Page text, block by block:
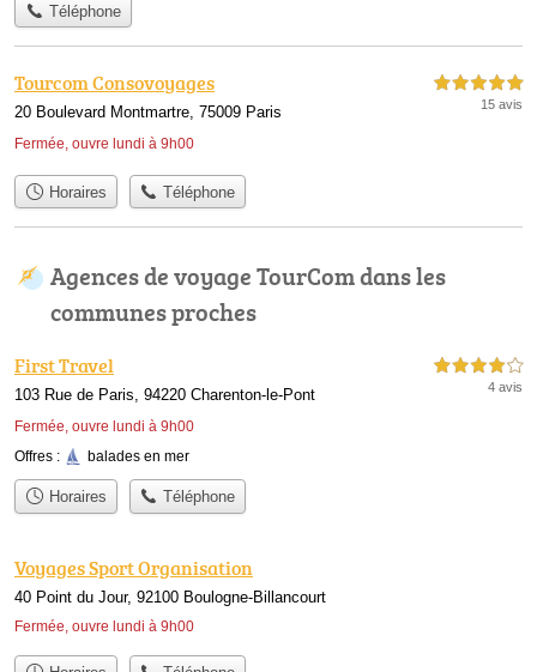
Téléphone
Tourcom Consovoyages
20 Boulevard Montmartre, 75009 Paris
Fermée, ouvre lundi à 9h00
5,0 étoiles sur 5
15 avis
Horaires Téléphone
Agences de voyage TourCom dans les
communes proches
First Travel
103 Rue de Paris, 94220 Charenton-le-Pont
Fermée, ouvre lundi à 9h00
4,0 étoiles sur 5
4 avis
Offres : balades en mer
Horaires Téléphone
Voyages Sport Organisation
40 Point du Jour, 92100 Boulogne-Billancourt
Fermée, ouvre lundi à 9h00